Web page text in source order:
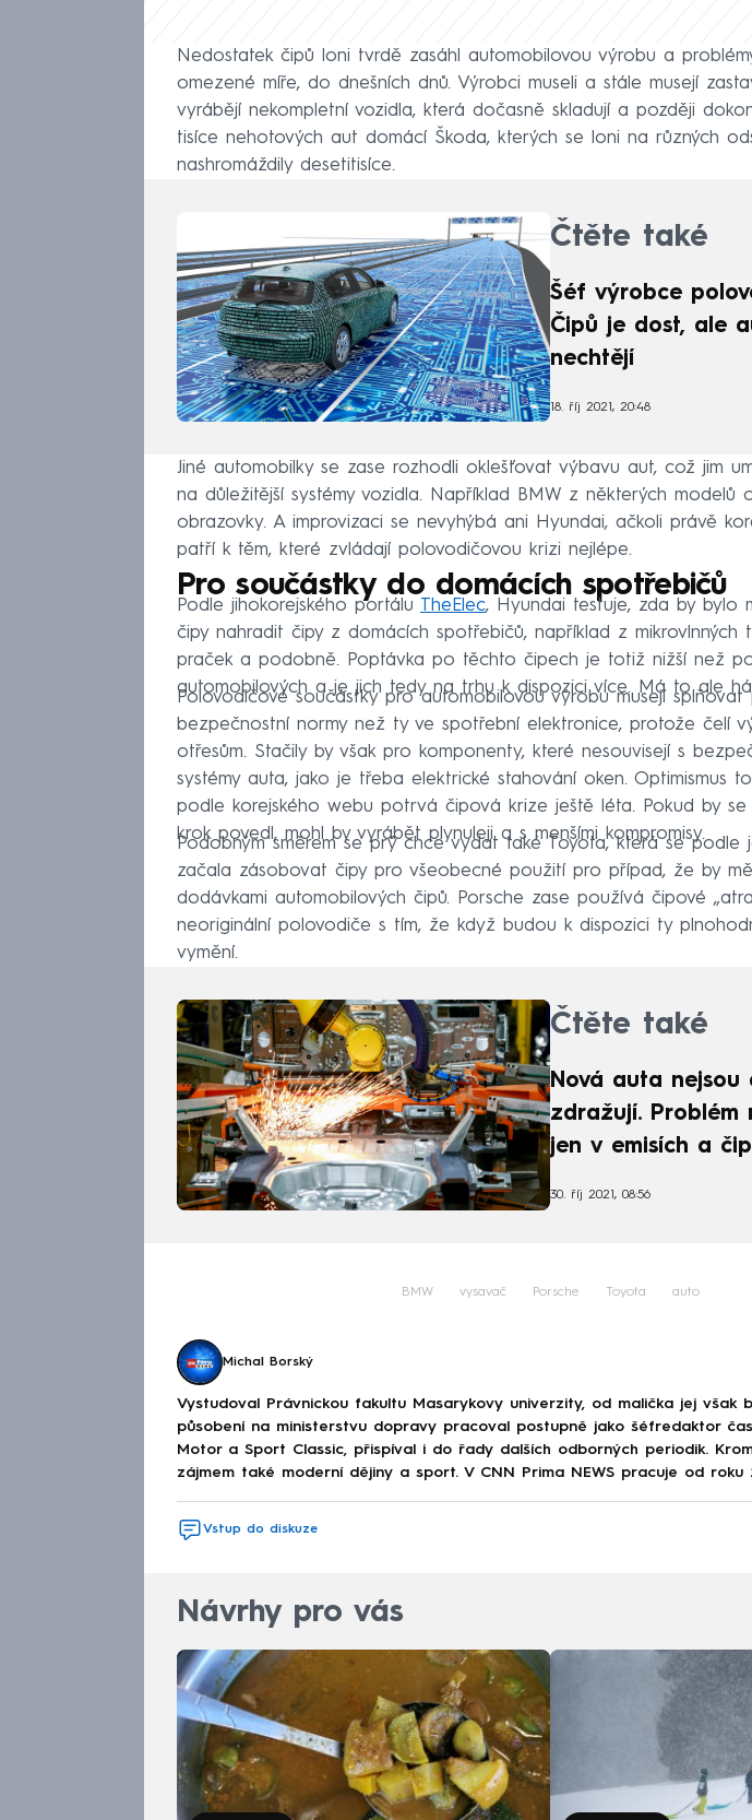
Nedostatek čipů loni tvrdě zasáhl automobilovou výrobu a
omezené míře, do dnešních dnů. Výrobci museli a stále musejí
vyrábějí nekompletní vozidla, která dočasně skladují a později
tisíce nehotových aut domácí Škoda, kterých se loni na různých
nashromáždily desetitisíce.
Čtěte také
Šéf výrobce
Čipů je dost, ale
nechtějí
18. říj 2021, 20:48
Jiné automobilky se zase rozhodli oklešťovat výbavu aut, což jim
na důležitější systémy vozidla. Například BMW z některých modelů
obrazovky. A improvizaci se nevyhýbá ani Hyundai, ačkoli právě
patří k těm, které zvládají polovodičovou krizi nejlépe.
Pro součástky do domácích spotřebičů
Podle jihokorejského portálu TheElec, Hyundai testuje, zda by bylo
čipy nahradit čipy z domácích spotřebičů, například z mikrovlnných
praček a podobně. Poptávka po těchto čipech je totiž nižší než
automobilových a je jich tedy na trhu k dispozici více. Má to ale
Polovodičové součástky pro automobilovou výrobu musejí splňovat
bezpečnostní normy než ty ve spotřební elektronice, protože čelí
otřesům. Stačily by však pro komponenty, které nesouvisejí s
systémy auta, jako je třeba elektrické stahování oken. Optimismus
podle korejského webu potrvá čipová krize ještě léta. Pokud by se
krok povedl, mohl by vyrábět plynuleji a s menšími kompromisy.
Podobným směrem se prý chce vydat také Toyota, která se podle
začala zásobovat čipy pro všeobecné použití pro případ, že by
dodávkami automobilových čipů. Porsche zase používá čipové
neoriginální polovodiče s tím, že když budou k dispozici ty
vymění.
Čtěte také
Nová auta nejsou
zdražují. Problém
jen v emisích a
30. říj 2021, 08:56
BMW vysavač Porsche Toyota auto
Michal Borský
Vystudoval Právnickou fakultu Masarykovy univerzity, od malička jej však
působení na ministerstvu dopravy pracoval postupně jako šéfredaktor
Motor a Sport Classic, přispíval i do řady dalších odborných periodik.
zájmem také moderní dějiny a sport. V CNN Prima NEWS pracuje od roku
Vstup do diskuze
Návrhy pro vás